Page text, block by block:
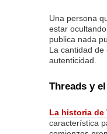
Una persona
estar
publica nada
La cantidad
autenticidad.
Threads y
La historia de
característica